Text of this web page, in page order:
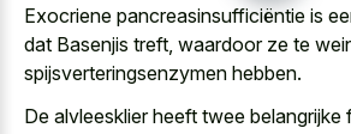
Exocriene pancreasinsufficiëntie is
dat Basenjis treft, waardoor ze te
spijsverteringsenzymen hebben.
De alvleesklier heeft twee belangrijke